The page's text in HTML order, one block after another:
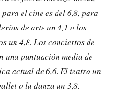
el cine es del 6,8, para
de arte un 4,1 o los
un 4,8. Los conciertos de
una puntuación media de
actual de 6,6. El teatro un
o la danza un 3,8.